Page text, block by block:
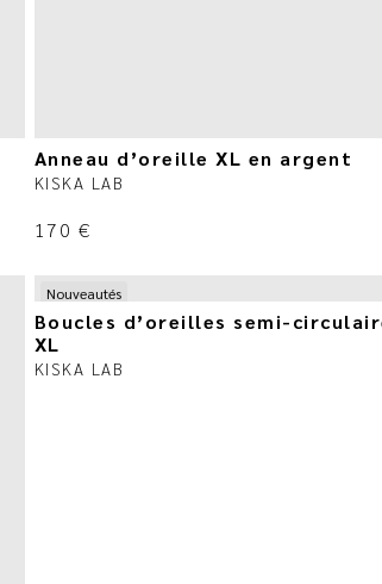
Anneau d’oreille XL en argent
KISKA LAB
170 €
Nouveautés
Boucles d’oreilles semi-
XL
KISKA LAB